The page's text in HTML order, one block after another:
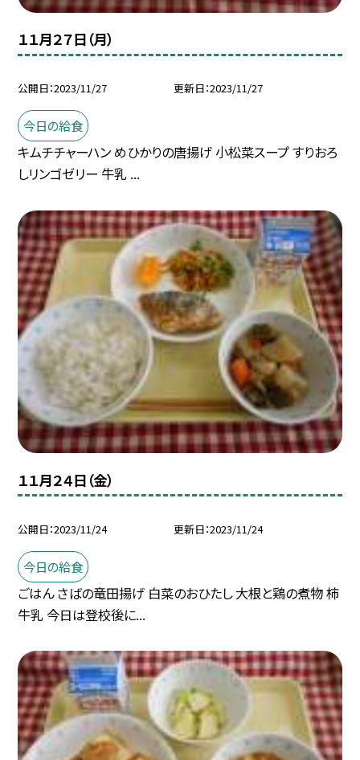
１１月２７日（月）
公開日 2023/11/27 更新日 2023/11/27
今日の給食
キムチチャーハン めひかりの唐揚げ 小松菜スープ すりおろ
しリンゴゼリー 牛乳 ...
１１月２４日（金）
公開日 2023/11/24 更新日 2023/11/24
今日の給食
ごはん さばの竜田揚げ 白菜のおひたし 大根と鶏の煮物 柿
牛乳 今日は登校後に...